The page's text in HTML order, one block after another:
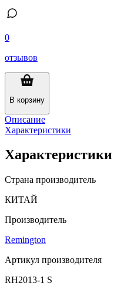
0
отзывов
В корзину
Описание
Характеристики
Характеристики
Страна производитель
КИТАЙ
Производитель
Remington
Артикул производителя
RH2013-1 S